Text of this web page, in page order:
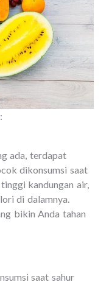
ada, terdapat
dikonsumsi saat
kandungan air,
di dalamnya.
bikin Anda tahan
saat sahur